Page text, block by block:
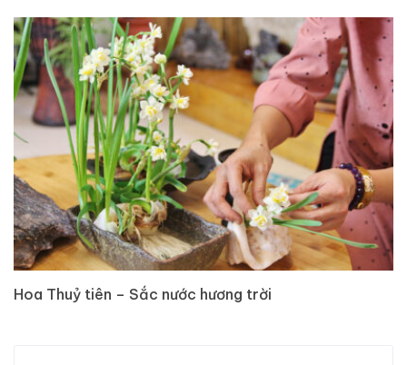
Hoa Thuỷ tiên – Sắc nước hương trời